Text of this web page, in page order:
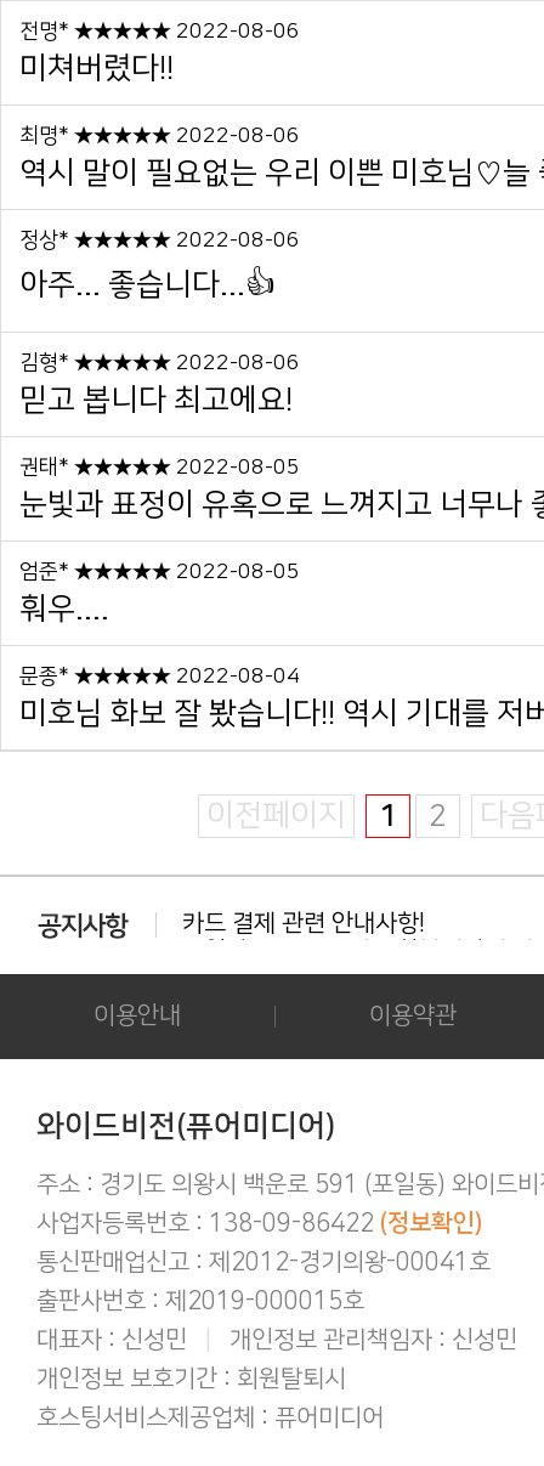
전명* ★★★★★ 2022-08-06
미쳐버렸다!!
최명* ★★★★★ 2022-08-06
역시 말이 필요없는 우리 이쁜 미호님♡늘
정상* ★★★★★ 2022-08-06
아주... 좋습니다...👍
김형* ★★★★★ 2022-08-06
믿고 봅니다 최고에요!
권태* ★★★★★ 2022-08-05
눈빛과 표정이 유혹으로 느껴지고 너무나
엄준* ★★★★★ 2022-08-05
훠우....
문종* ★★★★★ 2022-08-04
미호님 화보 잘 봤습니다!! 역시 기대를 저
이전페이지 1 2 다음
동일상품 중복 구매는 환불대상이 아
카드결제 결제 중 '세션만료' 문구 노
후기 작성시 화보의 사진을 공개하시
아이폰/아이패드 등 애플기기 화보집
결제후 다운로드 가능기간은 3일간
간편하게 결제하기!
구매 후 후기작성 방법!
이용안내 이용약관
와이드비전(퓨어미디어)
주소 : 경기도 의왕시 백운로 591 (포일동) 와이드비
사업자등록번호 : 138-09-86422 (정보확인)
통신판매업신고 : 제2012-경기의왕-00041호
출판사번호 : 제2019-000015호
대표자 : 신성민
개인정보 관리책임자 : 신성민
개인정보 보호기간 : 회원탈퇴시
호스팅서비스제공업체 : 퓨어미디어